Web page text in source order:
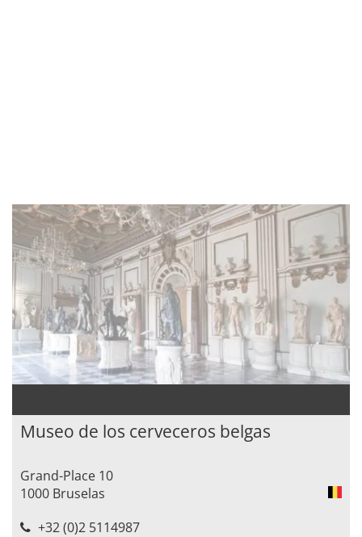
Museo de los cerveceros belgas
Grand-Place 10
1000 Bruselas
+32 (0)2 5114987